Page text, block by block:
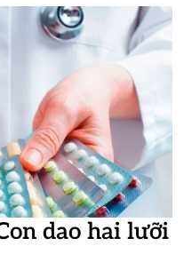
dao hai lưỡi